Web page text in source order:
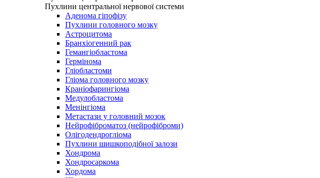
Пухлини центральної нервової системи
Аденома гіпофізу
Пухлини головного мозку
Астроцитома
Бранхіогенний рак
Гемангіобластома
Гермінома
Гліобластоми
Гліома головного мозку
Краніофарингіома
Медулобластома
Менінгіома
Метастази у головний мозок
Нейрофіброматоз (нейрофіброми)
Олігодендрогліома
Пухлини шишкоподібної залози
Хондрома
Хондросаркома
Хордома